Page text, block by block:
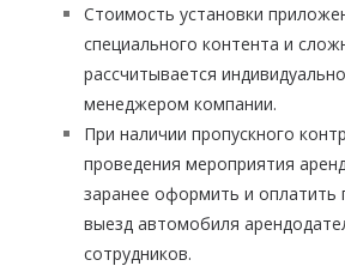
Стоимость установки
специального контента и
рассчитывается
менеджером компании.
При наличии пропускного
проведения мероприятия
заранее оформить и оплатить
выезд автомобиля
сотрудников.